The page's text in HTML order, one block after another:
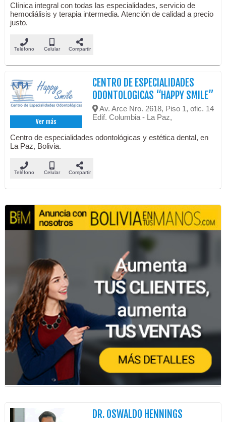
Clínica integral con todas las especialidades, servicio de
hemodiálisis y terapia intermedia. Atención de calidad a precio
justo.
Teléfono Celular Compartir
Ver más
CENTRO DE ESPECIALIDADES
ODONTOLOGICAS “HAPPY SMILE”
Av. Arce Nro. 2618, Piso 1, ofic. 14
Edif. Columbia - La Paz,
Centro de especialidades odontológicas y estética dental, en
La Paz, Bolivia.
Teléfono Celular Compartir
DR. OSWALDO HENNINGS